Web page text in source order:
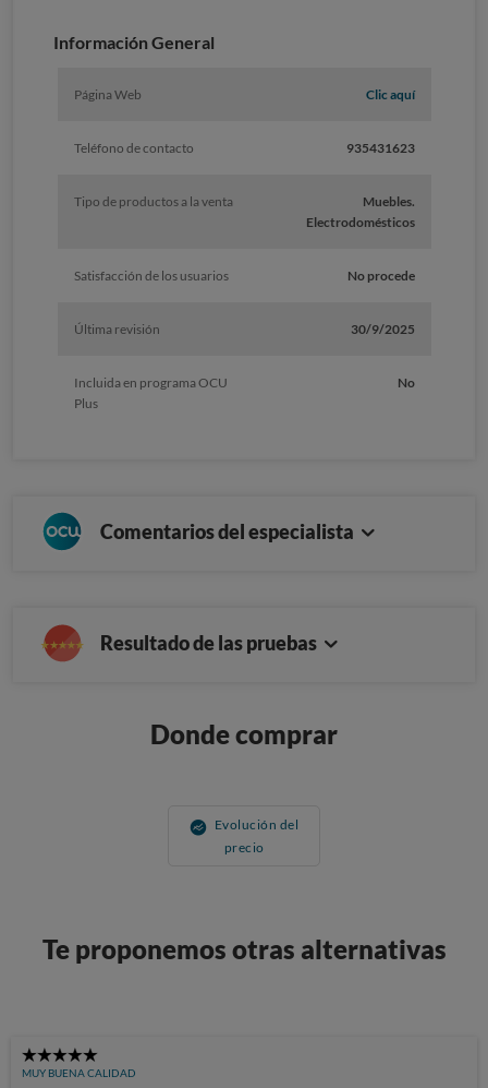
Información General
Página Web Clic aquí
Teléfono de contacto 935431623
Tipo de productos a la venta
Muebles.
Electrodomésticos
Satisfacción de los usuarios No procede
Última revisión 30/9/2025
Incluida en programa OCU
Plus
No
Comentarios del especialista
Resultado de las pruebas
Donde comprar
Evolución del
precio
Te proponemos otras alternativas
5
Stars
MUY BUENA CALIDAD